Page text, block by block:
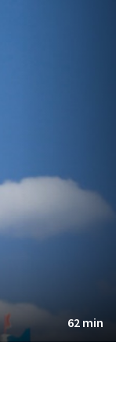
62 min